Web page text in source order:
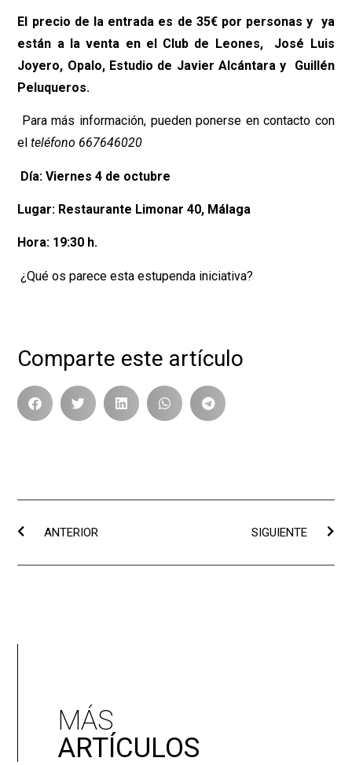
El precio de la entrada es de 35€ por personas y ya
están a la venta en el Club de Leones, José Luis
Joyero, Opalo, Estudio de Javier Alcántara y Guillén
Peluqueros.
Para más información, pueden ponerse en contacto con
elteléfono 667646020
Día: Viernes 4 de octubre
Lugar: Restaurante Limonar 40, Málaga
Hora: 19:30 h.
¿Qué os parece esta estupenda iniciativa?
Comparte este artículo
ANTERIOR SIGUIENTE
MÁS
ARTÍCULOS